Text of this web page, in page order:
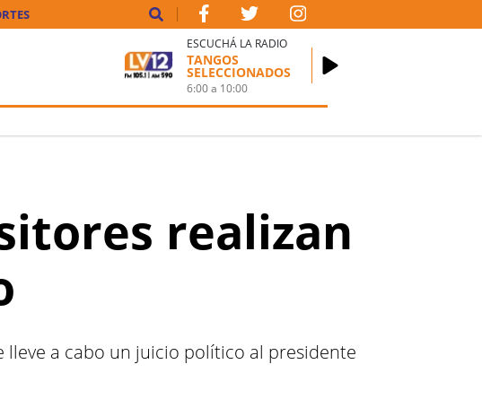
ESCUCHÁ LA RADIO
TANGOS
SELECCIONADOS
6:00a 10:00
realizan
lleve a cabo un juicio político al presidente